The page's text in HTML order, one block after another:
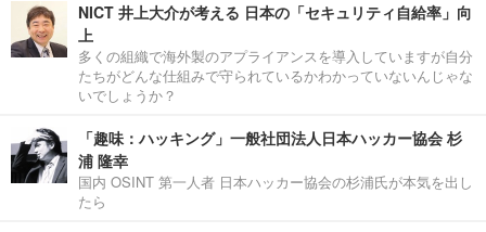
NICT 井上大介が考える 日本の「セキュリティ自給率」向
上
多くの組織で海外製のアプライアンスを導入していますが自分
たちがどんな仕組みで守られているかわかっていないんじゃな
いでしょうか？
「趣味：ハッキング」一般社団法人日本ハッカー協会 杉
浦 隆幸
国内 OSINT 第一人者 日本ハッカー協会の杉浦氏が本気を出し
たら